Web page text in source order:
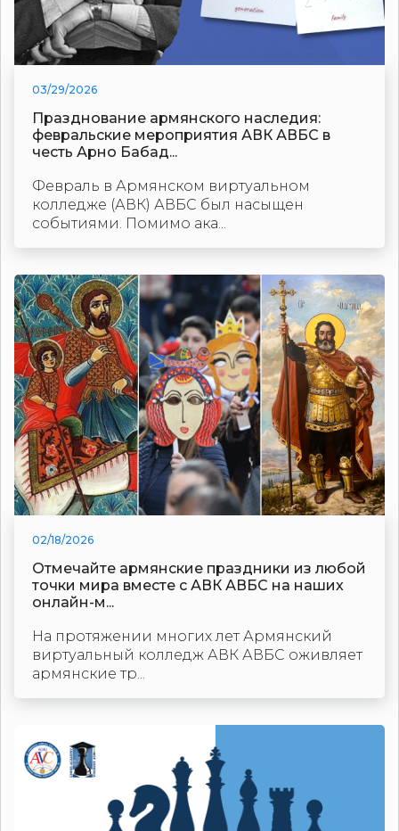
03/29/2026
Празднование армянского наследия:
февральские мероприятия АВК АВБС в
честь Арно Бабад...
Февраль в Армянском виртуальном
колледже (АВК) АВБС был насыщен
событиями. Помимо ака...
02/18/2026
Отмечайте армянские праздники из любой
точки мира вместе с АВК АВБС на наших
онлайн-м...
На протяжении многих лет Армянский
виртуальный колледж АВК АВБС оживляет
армянские тр...